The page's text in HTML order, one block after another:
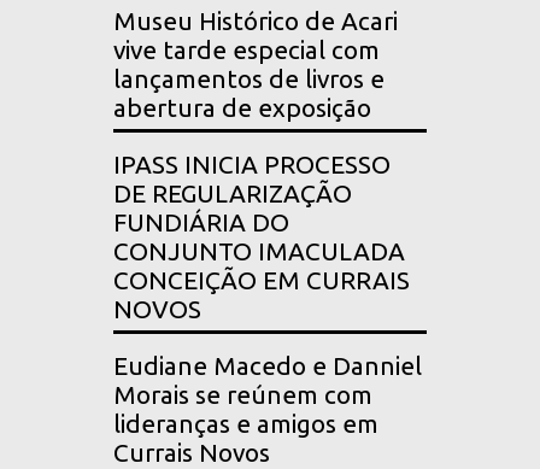
Museu Histórico de Acari
vive tarde especial com
lançamentos de livros e
abertura de exposição
IPASS INICIA PROCESSO
DE REGULARIZAÇÃO
FUNDIÁRIA DO
CONJUNTO IMACULADA
CONCEIÇÃO EM CURRAIS
NOVOS
Eudiane Macedo e Danniel
Morais se reúnem com
lideranças e amigos em
Currais Novos